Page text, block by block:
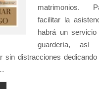
matrimonios.
facilitar la
habrá un servicio
guardería, así
sin distracciones